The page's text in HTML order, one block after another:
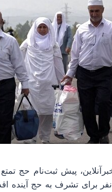
هزار و ۶۹۲ نفر برای تشرف به حج